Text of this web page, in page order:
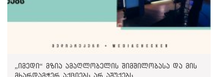
„იმედი“ მზია ამაღლობელის შიმშილობასა და მის
მხარდამჭერ აქციებს არ აშუქებს